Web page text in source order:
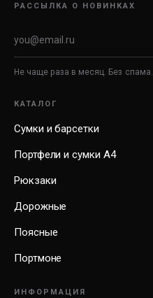
РАССЫЛКА О НОВИНКАХ
Не чаще раза в месяц. Без спама.
КАТАЛОГ
Сумки и барсетки
Портфели и сумки А4
Рюкзаки
Дорожные
Поясные
Портмоне
ИНФОРМАЦИЯ